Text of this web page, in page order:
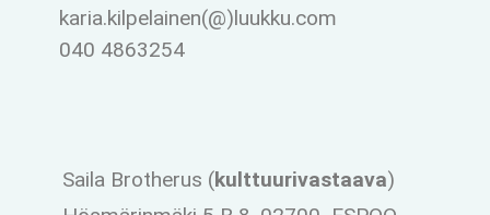
karia.kilpelainen(@)luukku.com
040 4863254
Saila Brotherus (kulttuurivastaava)